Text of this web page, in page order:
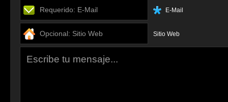
E-Mail
Sitio Web